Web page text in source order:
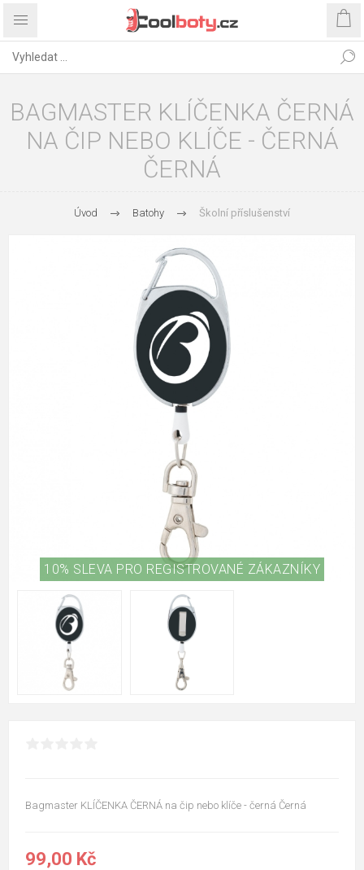
BAGMASTER KLÍČENKA ČERNÁ
NA ČIP NEBO KLÍČE - ČERNÁ
ČERNÁ
Úvod Batohy Školní příslušenství
10% SLEVA PRO REGISTROVANÉ ZÁKAZNÍKY
Bagmaster KLÍČENKA ČERNÁ na čip nebo klíče - černá Černá
99,00 Kč